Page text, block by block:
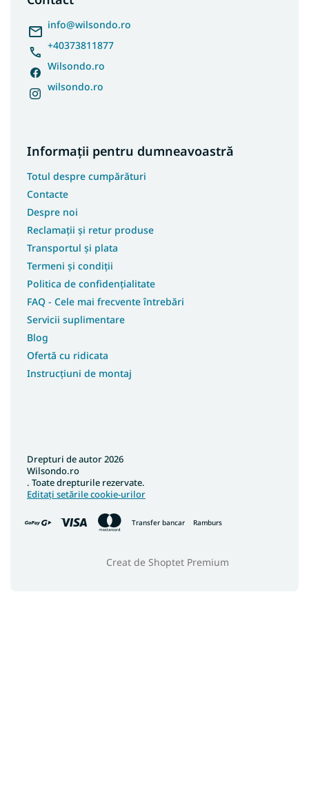
info@wilsondo.ro
+40373811877
Wilsondo.ro
wilsondo.ro
Informații pentru dumneavoastră
Totul despre cumpărături
Contacte
Despre noi
Reclamații și retur produse
Transportul și plata
Termeni și condiții
Politica de confidențialitate
FAQ - Cele mai frecvente întrebări
Servicii suplimentare
Blog
Ofertă cu ridicata
Instrucțiuni de montaj
Transfer bancar Ramburs
Creat de Shoptet Premium
Drepturi de autor 2026
Wilsondo.ro
. Toate drepturile rezervate.
Editați setările cookie-urilor